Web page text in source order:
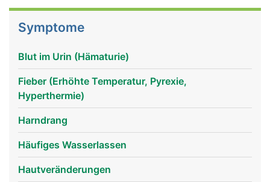
Rubriken
Symptome
Blut im Urin (Hämaturie)
Fieber (Erhöhte Temperatur, Pyrexie,
Hyperthermie)
Harndrang
Häufiges Wasserlassen
Hautveränderungen